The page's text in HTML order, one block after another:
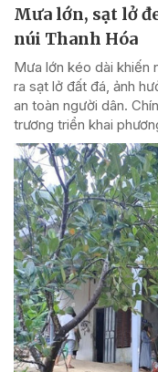
Mưa lớn, sạt lở
núi Thanh Hóa
Mưa lớn kéo dài khiến
ra sạt lở đất đá, ảnh
an toàn người dân.
trương triển khai